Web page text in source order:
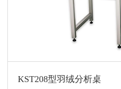
KST208型羽绒分析桌